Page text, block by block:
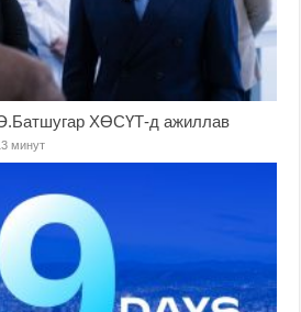
ХӨСҮТ-д ажиллав
минут